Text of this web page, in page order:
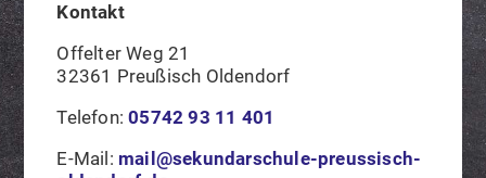
Kontakt
Offelter Weg 21
32361 Preußisch Oldendorf
Telefon:05742 93 11 401
E-Mail: mail@sekundarschule-preussisch-